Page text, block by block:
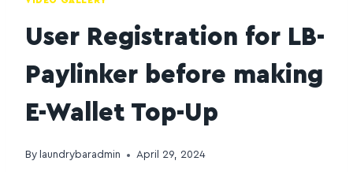
User Registration for LB-
Paylinker before making
E-Wallet Top-Up
By laundrybaradmin April 29, 2024